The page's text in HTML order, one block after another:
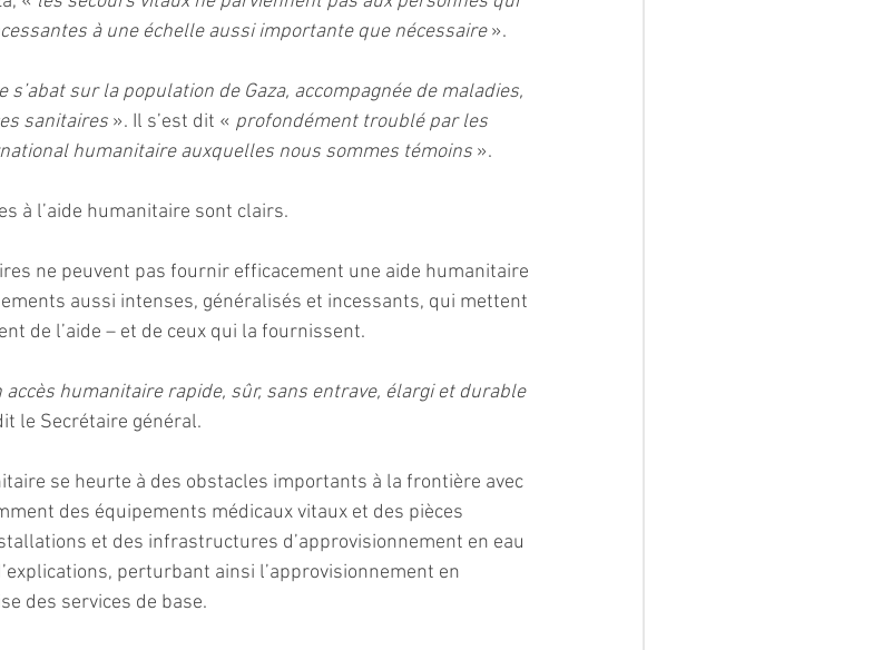
à une échelle aussi importante que nécessaire ».
s’abat sur la population de Gaza, accompagnée de maladies,
sanitaires ». Il s’est dit « profondément troublé par les
humanitaire auxquelles nous sommes témoins ».
à l’aide humanitaire sont clairs.
ne peuvent pas fournir efficacement une aide humanitaire
aussi intenses, généralisés et incessants, qui mettent
de l’aide – et de ceux qui la fournissent.
humanitaire rapide, sûr, sans entrave, élargi et durable
le Secrétaire général.
se heurte à des obstacles importants à la frontière avec
des équipements médicaux vitaux et des pièces
et des infrastructures d’approvisionnement en eau
perturbant ainsi l’approvisionnement en
des services de base.